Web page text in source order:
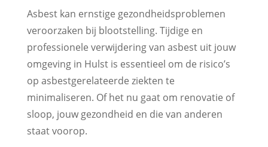
Asbest kan ernstige gezondheidsproblemen
veroorzaken bij blootstelling. Tijdige en
professionele verwijdering van asbest uit jouw
omgeving in Hulst is essentieel om de risico’s
op asbestgerelateerde ziekten te
minimaliseren. Of het nu gaat om renovatie of
sloop, jouw gezondheid en die van anderen
staat voorop.